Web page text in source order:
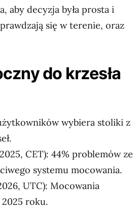
aby decyzja była prosta i
się w terenie, oraz
do krzesła
wybiera stoliki z
CET): 44% problemów ze
systemu mocowania.
UTC): Mocowania
roku.